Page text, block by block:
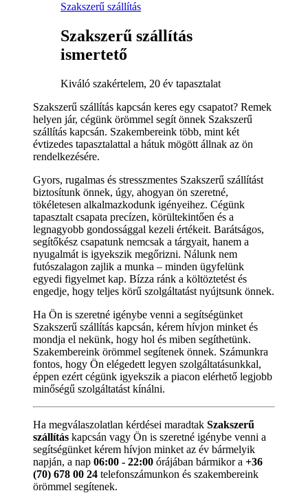
Szakszerű szállítás
Szakszerű szállítás
ismertető
Kiváló szakértelem, 20 év tapasztalat
Szakszerű szállítás kapcsán keres egy csapatot? Remek
helyen jár, cégünk örömmel segít önnek Szakszerű
szállítás kapcsán. Szakembereink több, mint két
évtizedes tapasztalattal a hátuk mögött állnak az ön
rendelkezésére.
Gyors, rugalmas és stresszmentes Szakszerű szállítást
biztosítunk önnek, úgy, ahogyan ön szeretné,
tökéletesen alkalmazkodunk igényeihez. Cégünk
tapasztalt csapata precízen, körültekintően és a
legnagyobb gondossággal kezeli értékeit. Barátságos,
segítőkész csapatunk nemcsak a tárgyait, hanem a
nyugalmát is igyekszik megőrizni. Nálunk nem
futószalagon zajlik a munka – minden ügyfelünk
egyedi figyelmet kap. Bízza ránk a költöztetést és
engedje, hogy teljes körű szolgáltatást nyújtsunk önnek.
Ha Ön is szeretné igénybe venni a segítségünket
Szakszerű szállítás kapcsán, kérem hívjon minket és
mondja el nekünk, hogy hol és miben segíthetünk.
Szakembereink örömmel segítenek önnek. Számunkra
fontos, hogy Ön elégedett legyen szolgáltatásunkkal,
éppen ezért cégünk igyekszik a piacon elérhető legjobb
minőségű szolgáltatást kínálni.
Ha megválaszolatlan kérdései maradtak Szakszerű
szállítás kapcsán vagy Ön is szeretné igénybe venni a
segítségünket kérem hívjon minket az év bármelyik
napján, a nap 06:00 - 22:00 órájában bármikor a +36
(70) 678 00 24 telefonszámunkon és szakembereink
örömmel segítenek.